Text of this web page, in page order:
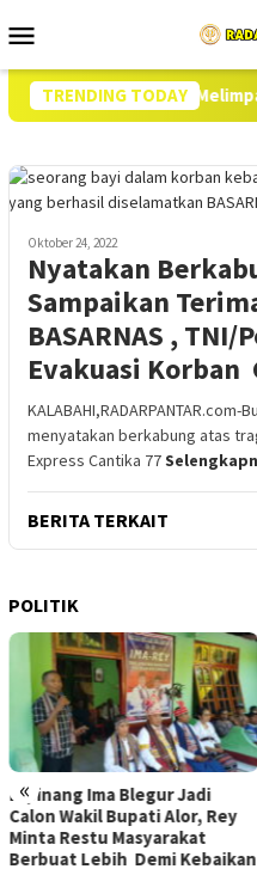
ke
Mobile
TRENDING TODAY
Beras SPHP Melimpah di
Oktober 24, 2022
Nyatakan
Sampaikan
BASARNAS ,
Evakuasi Korban
menyatakan berkabung atas
Express Cantika 77
BERITA TERKAIT
POLITIK
«
Dukung Ima-Rey, Merianus
Kaat Mundur Dari Pencalonan
Bupati Alor